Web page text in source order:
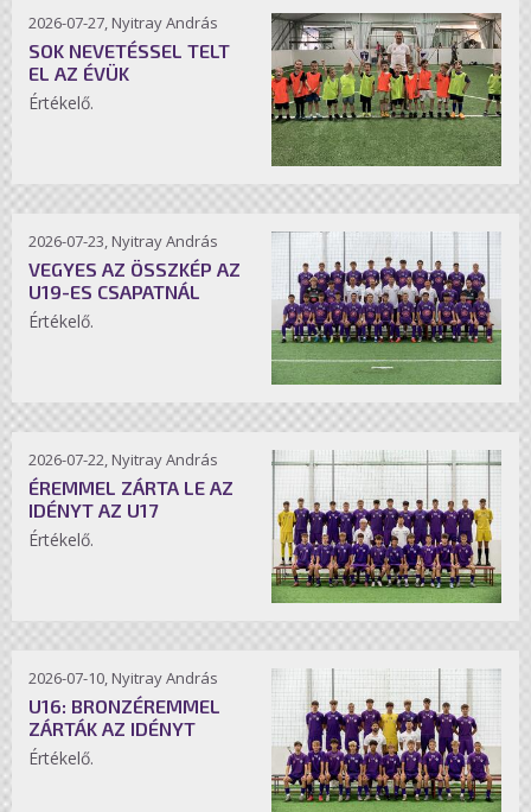
2026-07-27, Nyitray András
SOK NEVETÉSSEL TELT
EL AZ ÉVÜK
Értékelő.
2026-07-23, Nyitray András
VEGYES AZ ÖSSZKÉP AZ
U19-ES CSAPATNÁL
Értékelő.
2026-07-22, Nyitray András
ÉREMMEL ZÁRTA LE AZ
IDÉNYT AZ U17
Értékelő.
2026-07-10, Nyitray András
U16: BRONZÉREMMEL
ZÁRTÁK AZ IDÉNYT
Értékelő.